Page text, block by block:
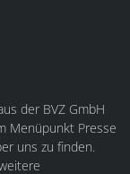
der BVZ GmbH
Menüpunkt Presse
uns zu finden.